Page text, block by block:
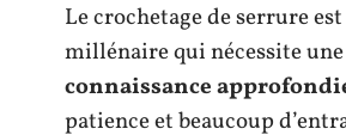
Le crochetage de serrure
millénaire qui nécessite une
connaissance
patience et beaucoup